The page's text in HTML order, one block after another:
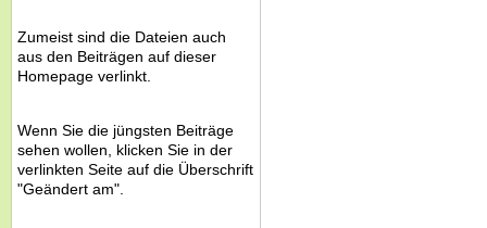
Zumeist sind die Dateien auch
aus den Beiträgen auf dieser
Homepage verlinkt.
Wenn Sie die jüngsten Beiträge
sehen wollen, klicken Sie in der
verlinkten Seite auf die Überschrift
"Geändert am".